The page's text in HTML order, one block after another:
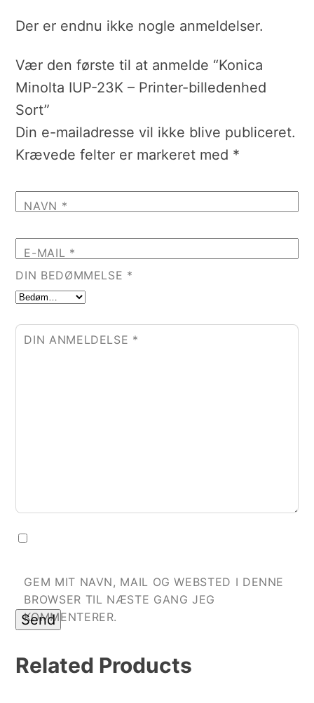
Der er endnu ikke nogle anmeldelser.
Vær den første til at anmelde “Konica
Minolta IUP-23K – Printer-billedenhed
Sort”
Din e-mailadresse vil ikke blive publiceret.
Krævede felter er markeret med *
NAVN *
E-MAIL *
DIN BEDØMMELSE *
DIN ANMELDELSE *
GEM MIT NAVN, MAIL OG WEBSTED I DENNE
BROWSER TIL NÆSTE GANG JEG
KOMMENTERER.
Related Products